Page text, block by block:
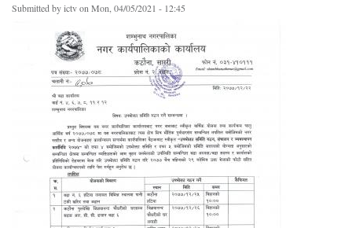
Submitted byictvon Mon, 04/05/2021 - 12:45